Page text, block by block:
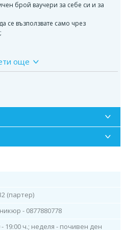
брой ваучери за себе си и за
се възползвате само чрез
на Chi.
промоция само чрез закупуване
в срок ваучер се счита за
още
(партер)
- 0877880778
19:00 ч.; неделя - почивен ден